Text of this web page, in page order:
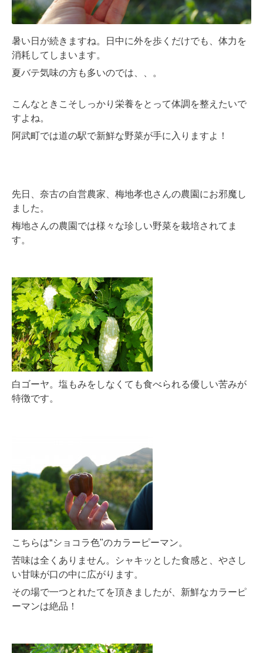
暑い日が続きますね。日中に外を歩くだけでも、体力を
消耗してしまいます。
夏バテ気味の方も多いのでは、、。
こんなときこそしっかり栄養をとって体調を整えたいで
すよね。
阿武町では道の駅で新鮮な野菜が手に入りますよ！
先日、奈古の自営農家、梅地孝也さんの農園にお邪魔し
ました。
梅地さんの農園では様々な珍しい野菜を栽培されてま
す。
白ゴーヤ。塩もみをしなくても食べられる優しい苦みが
特徴です。
こちらは"ショコラ色"のカラーピーマン。
苦味は全くありません。シャキッとした食感と、やさし
い甘味が口の中に広がります。
その場で一つとれたてを頂きましたが、新鮮なカラーピ
ーマンは絶品！